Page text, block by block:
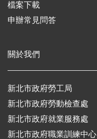
檔案下載
申辦常見問答
關於我們
新北市政府勞工局
新北市政府勞動檢查處
新北市政府就業服務處
新北市政府職業訓練中心